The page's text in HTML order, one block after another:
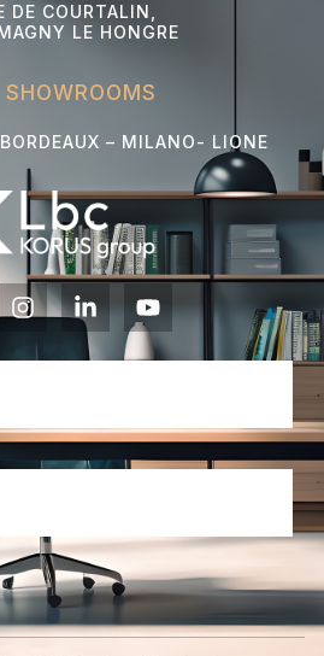
DE COURTALIN,
LE HONGRE
SHOWROOMS
– MILANO- LIONE